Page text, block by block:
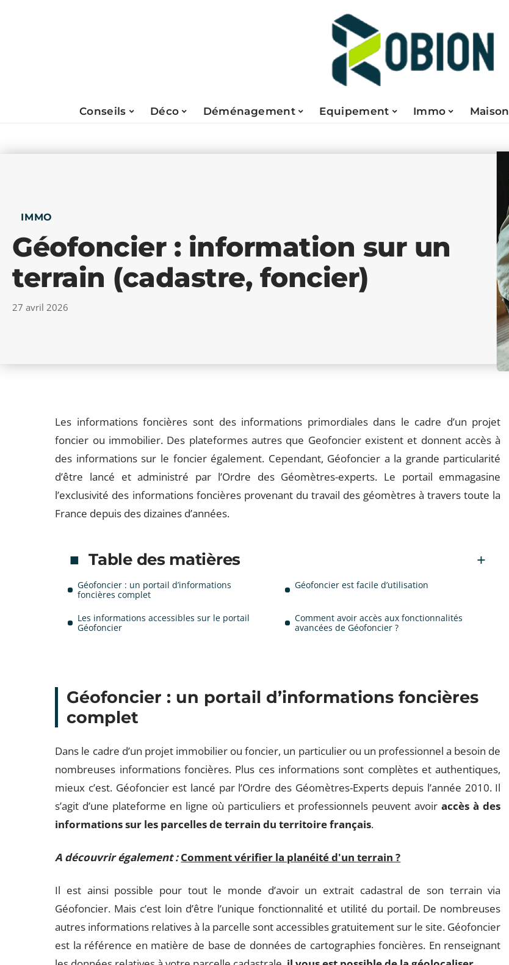
Conseils Déco Déménagement Equipement Immo Maison
IMMO
Géofoncier : information sur un
terrain (cadastre, foncier)
27 avril 2026
Les informations foncières sont des informations primordiales dans le cadre d’un projet
foncier ou immobilier. Des plateformes autres que Geofoncier existent et donnent accès à
des informations sur le foncier également. Cependant, Géofoncier a la grande particularité
d’être lancé et administré par l’Ordre des Géomètres-experts. Le portail emmagasine
l’exclusivité des informations foncières provenant du travail des géomètres à travers toute la
France depuis des dizaines d’années.
Table des matières
Géofoncier : un portail d’informations
foncières complet
Géofoncier est facile d’utilisation
Les informations accessibles sur le portail
Géofoncier
Comment avoir accès aux fonctionnalités
avancées de Géofoncier ?
Géofoncier : un portail d’informations foncières
complet
Dans le cadre d’un projet immobilier ou foncier, un particulier ou un professionnel a besoin de
nombreuses informations foncières. Plus ces informations sont complètes et authentiques,
mieux c’est. Géofoncier est lancé par l’Ordre des Géomètres-Experts depuis l’année 2010. Il
s’agit d’une plateforme en ligne où particuliers et professionnels peuvent avoiraccès à des
informations sur les parcelles de terrain du territoire français.
A découvrir également : Comment vérifier la planéité d'un terrain ?
Il est ainsi possible pour tout le monde d’avoir un extrait cadastral de son terrain via
Géofoncier. Mais c’est loin d’être l’unique fonctionnalité et utilité du portail. De nombreuses
autres informations relatives à la parcelle sont accessibles gratuitement sur le site. Géofoncier
est la référence en matière de base de données de cartographies foncières. En renseignant